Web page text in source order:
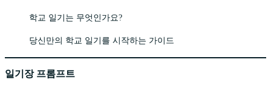
학교 일기는 무엇인가요?
당신만의 학교 일기를 시작하는 가이드
일기장 프롬프트